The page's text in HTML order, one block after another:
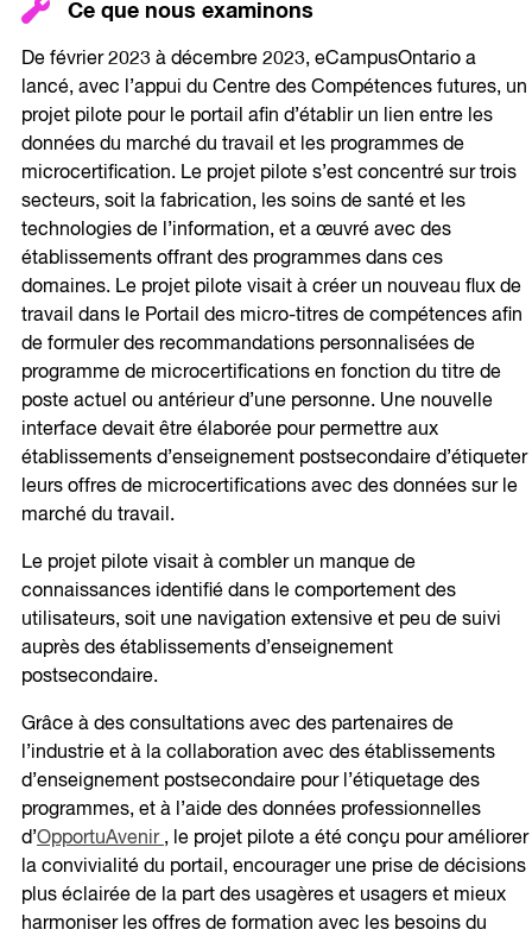
Ce que nous examinons
De février 2023 à décembre 2023, eCampusOntario a
lancé, avec l’appui du Centre des Compétences futures, un
projet pilote pour le portail afin d’établir un lien entre les
données du marché du travail et les programmes de
microcertification. Le projet pilote s’est concentré sur trois
secteurs, soit la fabrication, les soins de santé et les
technologies de l’information, et a œuvré avec des
établissements offrant des programmes dans ces
domaines. Le projet pilote visait à créer un nouveau flux de
travail dans le Portail des micro-titres de compétences afin
de formuler des recommandations personnalisées de
programme de microcertifications en fonction du titre de
poste actuel ou antérieur d’une personne. Une nouvelle
interface devait être élaborée pour permettre aux
établissements d’enseignement postsecondaire d’étiqueter
leurs offres de microcertifications avec des données sur le
marché du travail.
Le projet pilote visait à combler un manque de
connaissances identifié dans le comportement des
utilisateurs, soit une navigation extensive et peu de suivi
auprès des établissements d’enseignement
postsecondaire.
Grâce à des consultations avec des partenaires de
l’industrie et à la collaboration avec des établissements
d’enseignement postsecondaire pour l’étiquetage des
programmes, et à l’aide des données professionnelles
d’OpportuAvenir , le projet pilote a été conçu pour améliorer
la convivialité du portail, encourager une prise de décisions
plus éclairée de la part des usagères et usagers et mieux
harmoniser les offres de formation avec les besoins du